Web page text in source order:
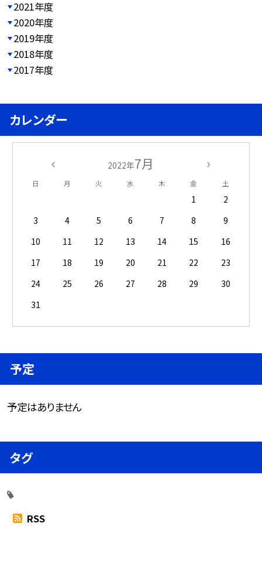
2021年度
2020年度
2019年度
2018年度
2017年度
カレンダー
2022年7月
日 月 火 水 木 金 土
1
2
3
4 5 6 7 8
9
10
11 12 13 14 15
16
17
18 19 20 21 22
23
24
25 26 27 28 29
30
31
予定
予定はありません
タグ
RSS